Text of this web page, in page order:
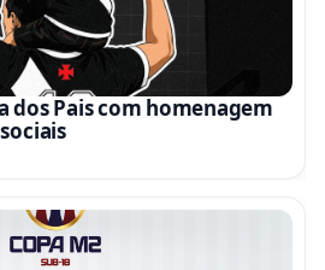
dos Pais com homenagem